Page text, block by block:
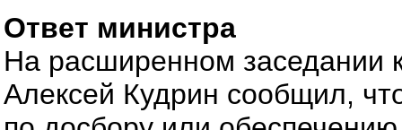
Ответ министра
На расширенном заседании
Алексей Кудрин сообщил,